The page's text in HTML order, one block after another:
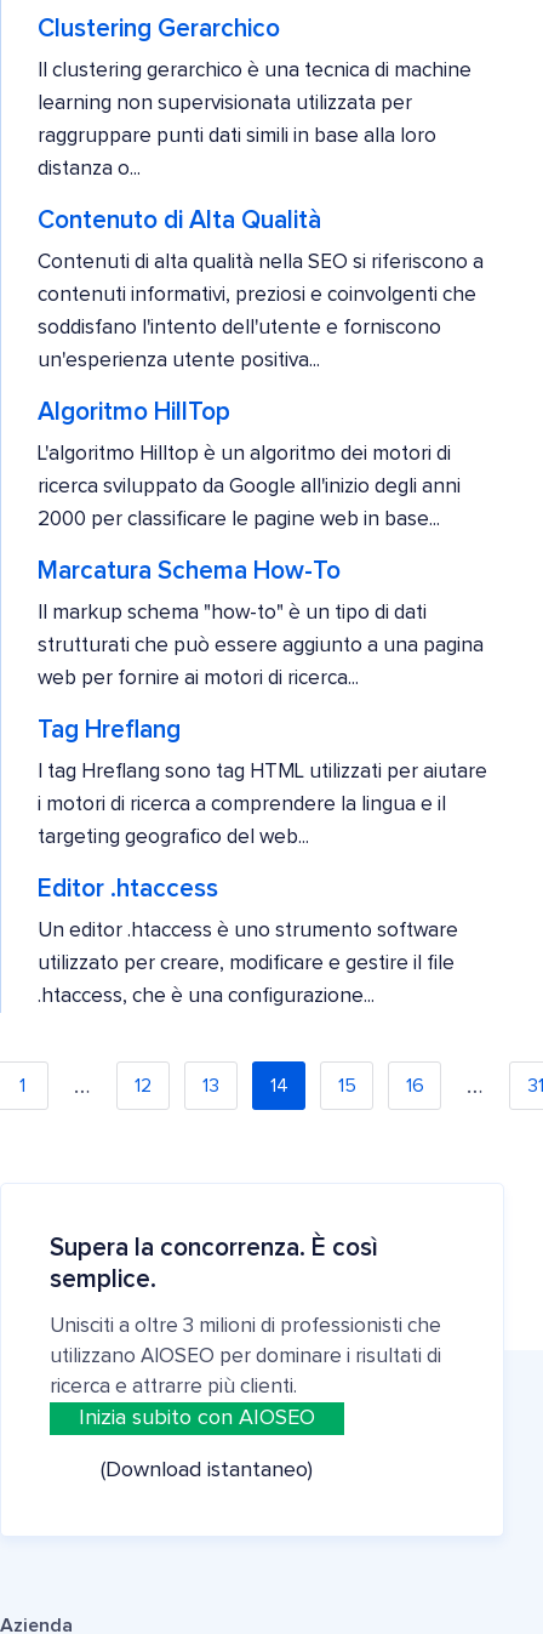
Clustering Gerarchico
Il clustering gerarchico è una tecnica di machine
learning non supervisionata utilizzata per
raggruppare punti dati simili in base alla loro
distanza o...
Contenuto di Alta Qualità
Contenuti di alta qualità nella SEO si riferiscono a
contenuti informativi, preziosi e coinvolgenti che
soddisfano l'intento dell'utente e forniscono
un'esperienza utente positiva...
Algoritmo HillTop
L'algoritmo Hilltop è un algoritmo dei motori di
ricerca sviluppato da Google all'inizio degli anni
2000 per classificare le pagine web in base...
Marcatura Schema How-To
Il markup schema "how-to" è un tipo di dati
strutturati che può essere aggiunto a una pagina
web per fornire ai motori di ricerca...
Tag Hreflang
I tag Hreflang sono tag HTML utilizzati per aiutare
i motori di ricerca a comprendere la lingua e il
targeting geografico del web...
Editor .htaccess
Un editor .htaccess è uno strumento software
utilizzato per creare, modificare e gestire il file
.htaccess, che è una configurazione...
1 … 12 13 14 15 16 … 31
Supera la concorrenza. È così
semplice.
Unisciti a oltre 3 milioni di professionisti che
utilizzano AIOSEO per dominare i risultati di
ricerca e attrarre più clienti.
Inizia subito con AIOSEO
(Download istantaneo)
Azienda